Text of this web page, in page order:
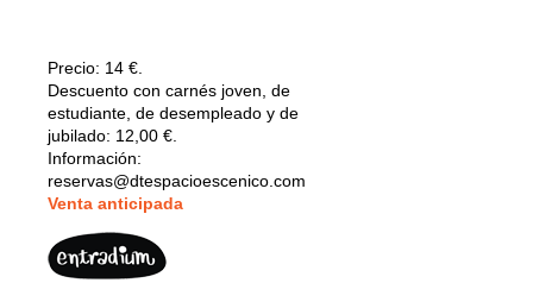
Precio: 14 €.
Descuento con carnés joven, de
estudiante, de desempleado y de
jubilado: 12,00 €.
Información:
reservas@dtespacioescenico.com
Venta anticipada